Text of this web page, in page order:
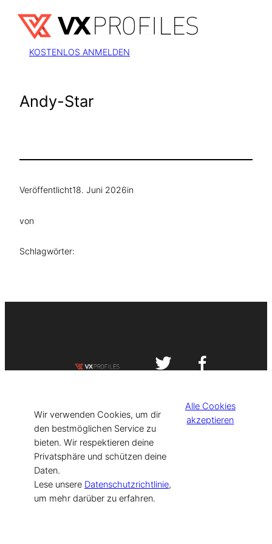
Inhalt
springen
KOSTENLOS ANMELDEN
Andy-Star
Veröffentlicht18. Juni 2026in
von
Schlagwörter:
[current_year] VISIT-X. Made with
for Models & Influencers!
Wir verwenden Cookies, um dir
den bestmöglichen Service zu
bieten. Wir respektieren deine
Privatsphäre und schützen deine
Daten.
Lese unsere Datenschutzrichtlinie,
um mehr darüber zu erfahren.
Alle Cookies
akzeptieren